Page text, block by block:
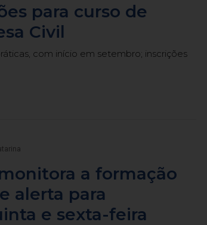
para curso de
Civil
com início em setembro; inscrições
a formação
alerta para
e sexta-feira